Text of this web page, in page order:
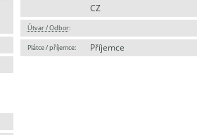
CZ
Útvar / Odbor:
Plátce / příjemce: Příjemce